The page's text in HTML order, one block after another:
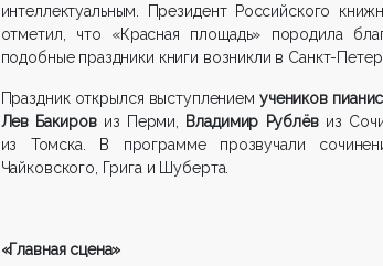
интеллектуальным. Президент Российского
отметил, что «Красная площадь» породила
подобные праздники книги возникли в Санкт-
Праздник открылся выступлениемучеников
Лев Бакировиз Перми, Владимир Рублёвиз
из Томска. В программе прозвучали
Чайковского, Грига и Шуберта.
«Главная сцена»